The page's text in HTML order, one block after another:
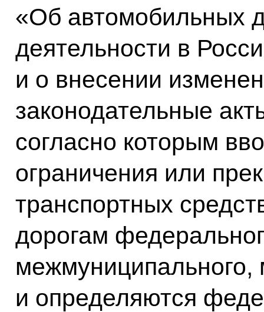
«Об автомобильных
деятельности в
и о внесении
законодательные
согласно которым
ограничения или
транспортных
дорогам
межмуниципального,
и определяются